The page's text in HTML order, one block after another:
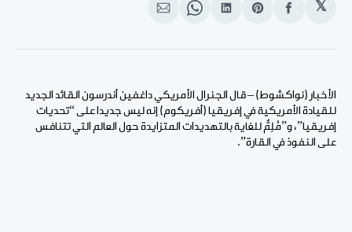
𝕏
انشر
الفيسبوك
Share
Pinterest
انشر
لينكد
Share
WhatsApp
انشر
الإيميل
الأخبار (نواكشوط) – قال الجنرال الأمريكي داغفين أندرسون القائد الجديد
للقيادة الأمريكية في إفريقيا (أفريكوم) إنه ليس جديدا على “تحديات
إفريقيا”، و”مُلِمٌّ للغاية بالتهديدات المتزايدة حول العالم التي تتنافس
على النفوذ في القارة”.